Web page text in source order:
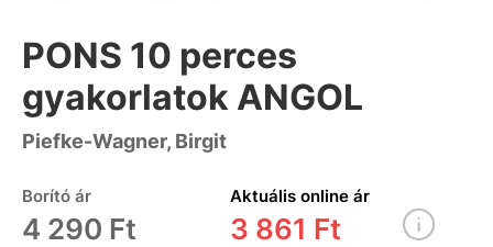
PONS 10 perces
gyakorlatok ANGOL
Piefke-Wagner, Birgit
Borító ár
4 290 Ft
Aktuális online ár
3 861 Ft